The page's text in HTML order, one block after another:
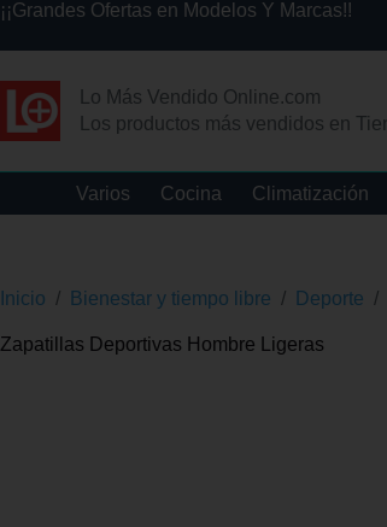
¡¡Grandes Ofertas en Modelos Y Marcas!!
Lo Más Vendido Online.com
Los productos más vendidos en
Varios Cocina Climatización
Inicio / Bienestar y tiempo libre / Deporte /
Zapatillas Deportivas Hombre Ligeras